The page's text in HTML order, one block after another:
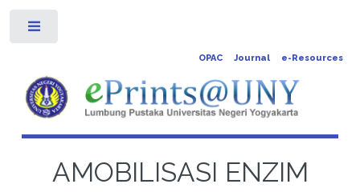
OPAC Journal e-Resources
AMOBILISASI ENZIM